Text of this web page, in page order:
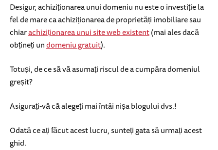
Desigur, achiziționarea unui domeniu nu este o investiție la
fel de mare ca achiziționarea de proprietăți imobiliare sau
chiarachiziționarea unui site web existent(mai ales dacă
obțineți undomeniu gratuit).
Totuși, de ce să vă asumați riscul de a cumpăra domeniul
greșit?
Asigurați-vă că alegeți mai întâi nișa blogului dvs.!
Odată ce ați făcut acest lucru, sunteți gata să urmați acest
ghid.